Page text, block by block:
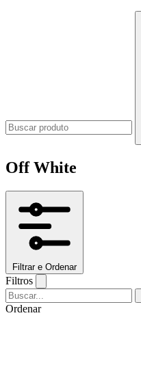
Off White
Filtrar e Ordenar
Filtros
Ordenar